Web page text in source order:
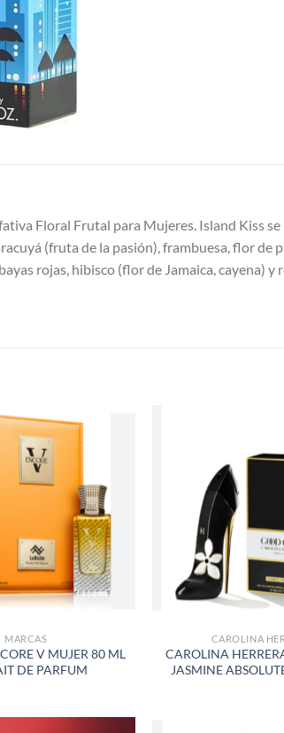
Floral Frutal para Mujeres. Island Kiss
(fruta de la pasión), frambuesa, flor
rojas, hibisco (flor de Jamaica, cayena)
AÑADIR
LISTA
DE
DESEOS
MARCAS
V MUJER 80 ML
DE PARFUM
CAROLINA
CAROLINA
JASMINE